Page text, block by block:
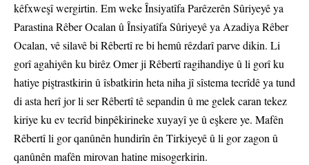
kêfxweşî wergirtin. Em weke Însiyatîfa Parêzerên Sûriyeyê ya
Parastina Rêber Ocalan û Însiyatîfa Sûriyeyê ya Azadiya Rêber
Ocalan, vê silavê bi Rêbertî re bi hemû rêzdarî parve dikin. Li
gorî agahiyên ku birêz Omer ji Rêbertî ragihandiye û li gorî ku
hatiye piştrastkirin û îsbatkirin heta niha jî sîstema tecrîdê ya tund
di asta herî jor li ser Rêbertî tê sepandin û me gelek caran tekez
kiriye ku ev tecrîd binpêkirineke xuyayî ye û eşkere ye. Mafên
Rêbertî li gor qanûnên hundirîn ên Tirkiyeyê û li gor zagon û
qanûnên mafên mirovan hatine misogerkirin.